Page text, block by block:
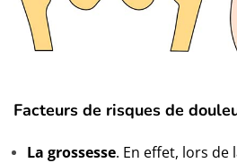
Facteurs de risques de
La grossesse. En effet, lors de